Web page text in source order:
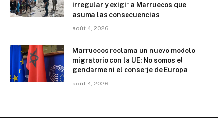
irregular y exigir a Marruecos que
asuma las consecuencias
août 4, 2026
Marruecos reclama un nuevo modelo
migratorio con la UE: No somos el
gendarme ni el conserje de Europa
août 4, 2026